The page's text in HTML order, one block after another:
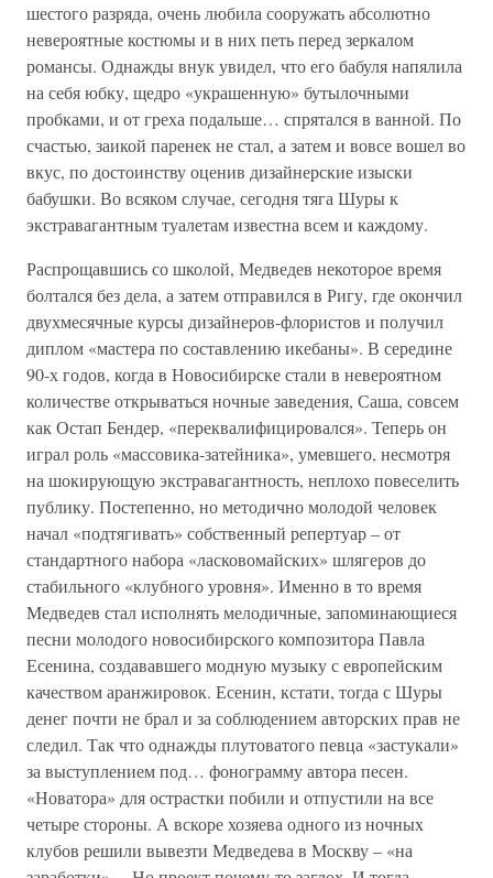
шестого разряда, очень любила сооружать абсолютно
невероятные костюмы и в них петь перед зеркалом
романсы. Однажды внук увидел, что его бабуля напялила
на себя юбку, щедро «украшенную» бутылочными
пробками, и от греха подальше… спрятался в ванной. По
счастью, заикой паренек не стал, а затем и вовсе вошел во
вкус, по достоинству оценив дизайнерские изыски
бабушки. Во всяком случае, сегодня тяга Шуры к
экстравагантным туалетам известна всем и каждому.
Распрощавшись со школой, Медведев некоторое время
болтался без дела, а затем отправился в Ригу, где окончил
двухмесячные курсы дизайнеров-флористов и получил
диплом «мастера по составлению икебаны». В середине
90-х годов, когда в Новосибирске стали в невероятном
количестве открываться ночные заведения, Саша, совсем
как Остап Бендер, «переквалифицировался». Теперь он
играл роль «массовика-затейника», умевшего, несмотря
на шокирующую экстравагантность, неплохо повеселить
публику. Постепенно, но методично молодой человек
начал «подтягивать» собственный репертуар – от
стандартного набора «ласковомайских» шлягеров до
стабильного «клубного уровня». Именно в то время
Медведев стал исполнять мелодичные, запоминающиеся
песни молодого новосибирского композитора Павла
Есенина, создававшего модную музыку с европейским
качеством аранжировок. Есенин, кстати, тогда с Шуры
денег почти не брал и за соблюдением авторских прав не
следил. Так что однажды плутоватого певца «застукали»
за выступлением под… фонограмму автора песен.
«Новатора» для острастки побили и отпустили на все
четыре стороны. А вскоре хозяева одного из ночных
клубов решили вывезти Медведева в Москву – «на